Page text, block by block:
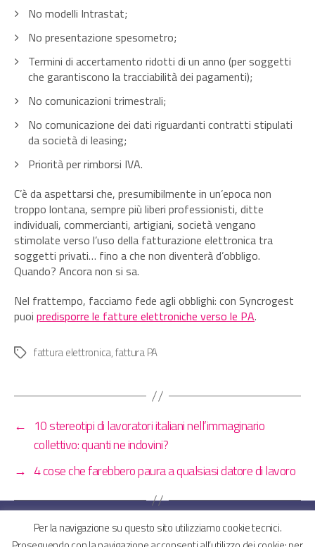
No modelli Intrastat;
No presentazione spesometro;
Termini di accertamento ridotti di un anno (per soggetti
che garantiscono la tracciabilità dei pagamenti);
No comunicazioni trimestrali;
No comunicazione dei dati riguardanti contratti stipulati
da società di leasing;
Priorità per rimborsi IVA.
C’è da aspettarsi che, presumibilmente in un’epoca non
troppo lontana, sempre più liberi professionisti, ditte
individuali, commercianti, artigiani, società vengano
stimolate verso l’uso della fatturazione elettronica tra
soggetti privati… fino a che non diventerà d’obbligo.
Quando? Ancora non si sa.
Nel frattempo, facciamo fede agli obblighi: con Syncrogest
puoi predisporre le fatture elettroniche verso le PA.
Tag fattura elettronica,fattura PA
← 10 stereotipi di lavoratori italiani nell’immaginario
collettivo: quanti ne indovini?
→ 4 cose che farebbero paura a qualsiasi datore di lavoro
Per la navigazione su questo sito utilizziamo cookie tecnici.